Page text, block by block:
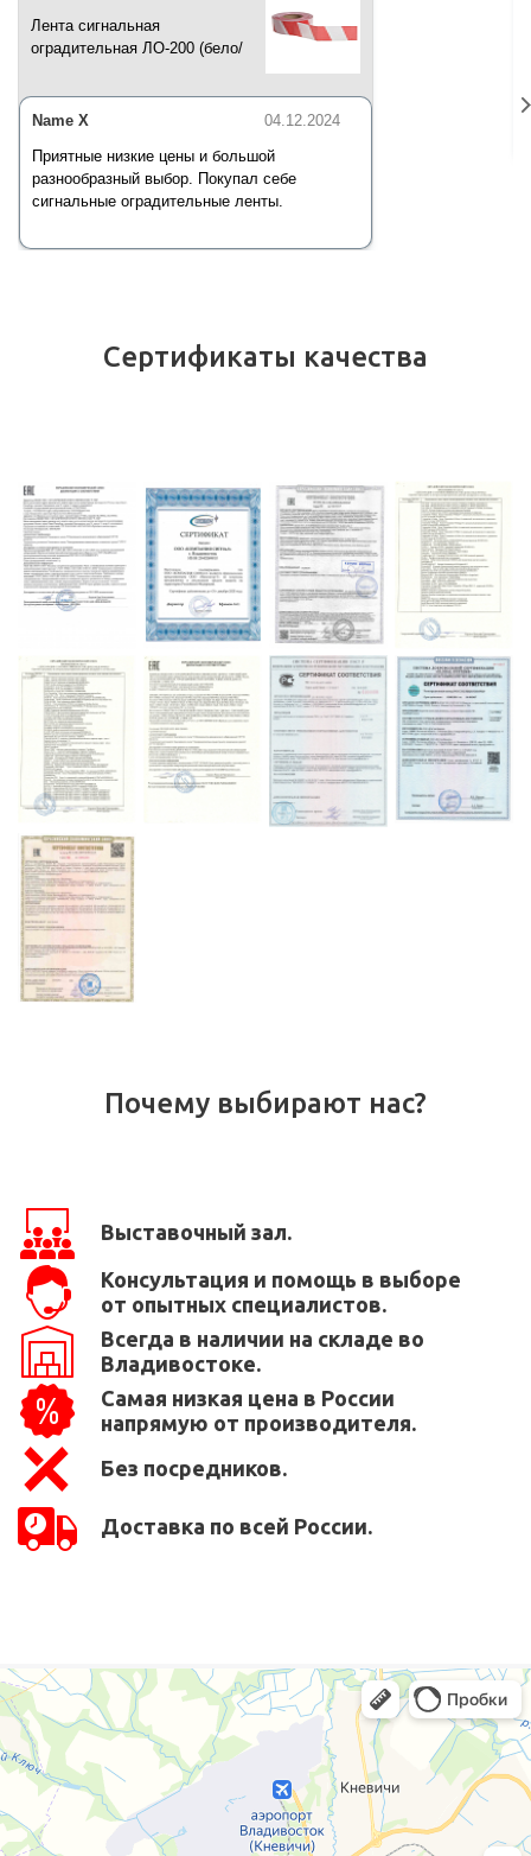
Лента сигнальная
оградительная ЛО-200 (бело/
04.12.2024
Name X
Приятные низкие цены и большой
разнообразный выбор. Покупал себе
сигнальные оградительные ленты.
Сертификаты качества
Почему выбирают нас?
Выставочный зал.
Консультация и помощь в выборе
от опытных специалистов.
Всегда в наличии на складе во
Владивостоке.
Самая низкая цена в России
напрямую от производителя.
Без посредников.
Доставка по всей России.